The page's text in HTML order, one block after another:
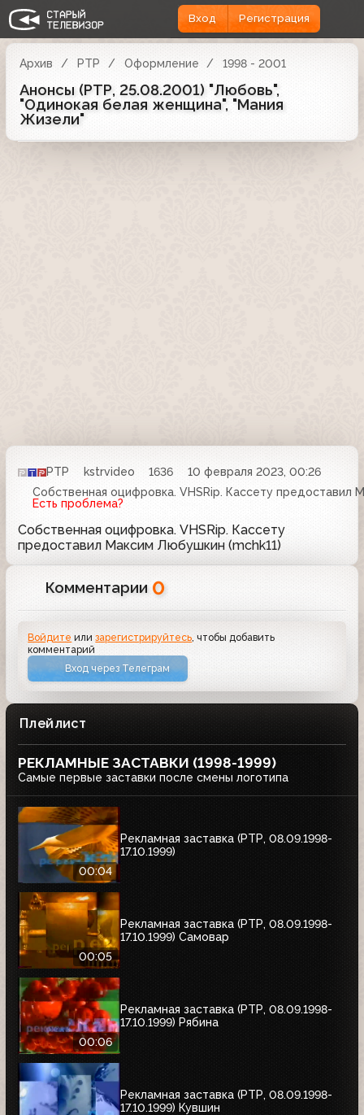
Вход Регистрация
Архив РТР Оформление 1998 - 2001
Анонсы (РТР, 25.08.2001) "Любовь",
"Одинокая белая женщина", "Мания
Жизели"
РТР kstrvideo 1636
10 февраля 2023, 00:26
Собственная оцифровка. VHSRip. Кассету предоставил
Есть проблема?
Собственная оцифровка. VHSRip. Кассету
предоставил Максим Любушкин (mchk11)
Комментарии 0
Войдите илизарегистрируйтесь , чтобы добавить
комментарий
Вход через Телеграм
Плейлист
РЕКЛАМНЫЕ ЗАСТАВКИ (1998-1999)
Самые первые заставки после смены логотипа
00:04
Рекламная заставка (РТР, 08.09.1998-
17.10.1999)
00:05
Рекламная заставка (РТР, 08.09.1998-
17.10.1999) Самовар
00:06
Рекламная заставка (РТР, 08.09.1998-
17.10.1999) Рябина
Рекламная заставка (РТР, 08.09.1998-
17.10.1999) Кувшин